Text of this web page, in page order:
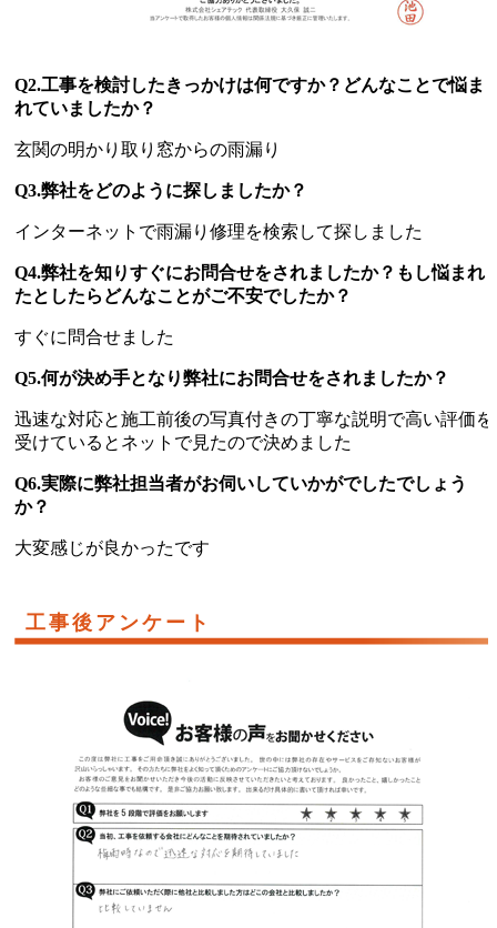
Q2.工事を検討したきっかけは何ですか？どんなことで悩ま
れていましたか？
玄関の明かり取り窓からの雨漏り
Q3.弊社をどのように探しましたか？
インターネットで雨漏り修理を検索して探しました
Q4.弊社を知りすぐにお問合せをされましたか？もし悩まれ
たとしたらどんなことがご不安でしたか？
すぐに問合せました
Q5.何が決め手となり弊社にお問合せをされましたか？
迅速な対応と施工前後の写真付きの丁寧な説明で高い評価を
受けているとネットで見たので決めました
Q6.実際に弊社担当者がお伺いしていかがでしたでしょう
か？
大変感じが良かったです
工事後アンケート